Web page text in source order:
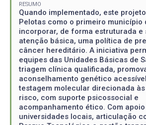
RESUMO
Quando implementado, este
Pelotas como o primeiro município
incorporar, de forma estruturada e
atenção básica, uma política de
câncer hereditário. A iniciativa
equipes das Unidades Básicas de
triagem clínica qualificada,
aconselhamento genético
testagem molecular direcionada
risco, com suporte psicossocial e
acompanhamento ético. Com
universidades locais, articulação